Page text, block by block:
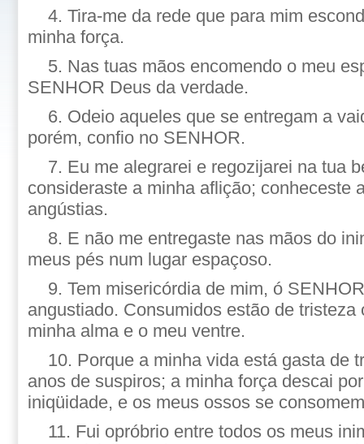
4. Tira-me da rede que para mim
minha força.
5. Nas tuas mãos encomendo o meu
SENHOR Deus da verdade.
6. Odeio aqueles que se entregam a
porém, confio no SENHOR.
7. Eu me alegrarei e regozijarei na tua
consideraste a minha aflição; conheceste
angústias.
8. E não me entregaste nas mãos do
meus pés num lugar espaçoso.
9. Tem misericórdia de mim, ó
angustiado. Consumidos estão de tristeza
minha alma e o meu ventre.
10. Porque a minha vida está gasta de
anos de suspiros; a minha força descai
iniqüidade, e os meus ossos se
11. Fui opróbrio entre todos os meus